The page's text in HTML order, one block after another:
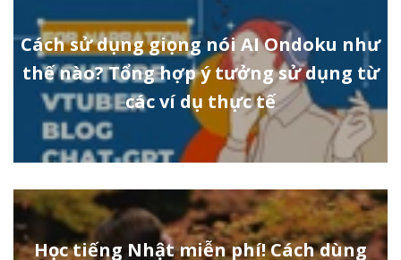
Cách sử dụng giọng nói AI Ondoku như
thế nào? Tổng hợp ý tưởng sử dụng từ
các ví dụ thực tế
Học tiếng Nhật miễn phí! Cách dùng